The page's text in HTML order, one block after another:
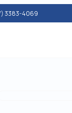
3383-4069